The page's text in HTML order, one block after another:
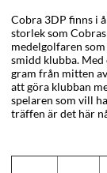
Cobra 3DP finns i
storlek som
medelgolfaren
smidd klubba.
gram från mitten
att göra klubban
spelaren som vill
träffen är det här